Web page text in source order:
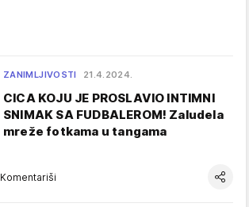
ZANIMLJIVOSTI 21.4.2024.
CICA KOJU JE PROSLAVIO INTIMNI
SNIMAK SA FUDBALEROM! Zaludela
mreže fotkama u tangama
Komentariši